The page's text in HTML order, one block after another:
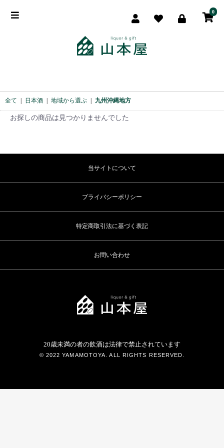
0
全て 日本酒 地域から選ぶ 九州沖縄地方
お探しの商品は見つかりませんでした
当サイトについて
プライバシーポリシー
特定商取引法に基づく表記
お問い合わせ
20歳未満の者の飲酒は法律で禁止されています
© 2022 YAMAMOTOYA. ALL RIGHTS RESERVED.